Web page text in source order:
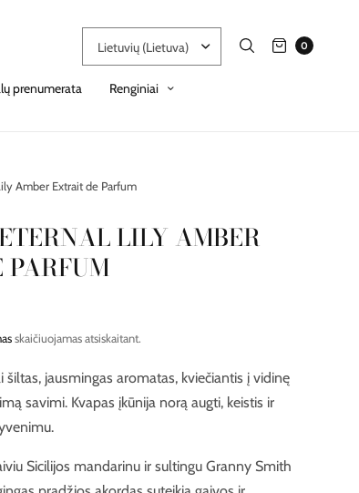
0
prenumerata Renginiai
Amber Extrait de Parfum
LILY AMBER
skaičiuojamas atsiskaitant.
šiltas, jausmingas aromatas, kviečiantis į vidinę
savimi. Kvapas įkūnija norą augti, keistis ir
Sicilijos mandarinu ir sultingu Granny Smith